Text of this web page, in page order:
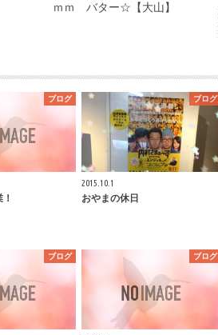
ｍｍ バター☆【大山】
ブログ ブログ
2015.10.1
おやまの休日
ブログ ブログ